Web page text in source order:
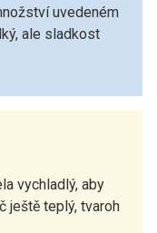
uvedeném
ale sladkost
vychladlý, aby
ještě teplý, tvaroh